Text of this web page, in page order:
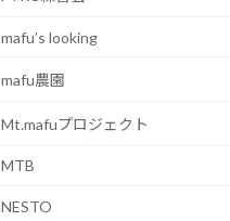
mafu’s looking
mafu農園
Mt.mafuプロジェクト
MTB
NESTO